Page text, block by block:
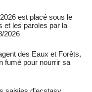
est placé sous le
les paroles par la
2026
des Eaux et Forêts,
fumé pour nourrir sa